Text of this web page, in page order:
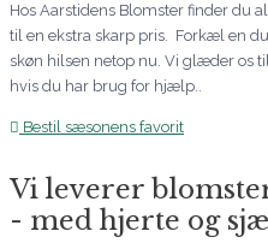
Hos Aarstidens Blomster finder du
til en ekstra skarp pris. Forkæl en
skøn hilsen netop nu. Vi glæder os
hvis du har brug for hjælp..
Bestil sæsonens favorit
Vi leverer
- med hjerte og